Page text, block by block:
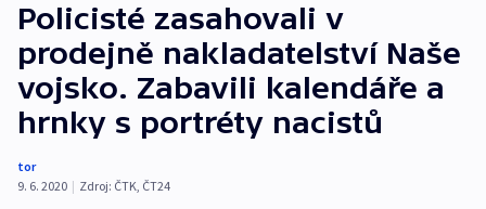
Policisté zasahovali v
prodejně nakladatelství Naše
vojsko. Zabavili kalendáře a
hrnky s portréty nacistů
tor
9. 6. 2020 | Zdroj: ČTK, ČT24